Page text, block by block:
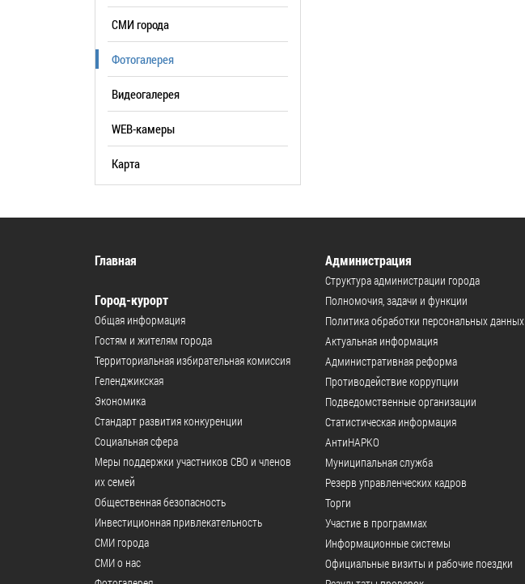
СМИ города
Фотогалерея
Видеогалерея
WEB-камеры
Карта
Главная
Город-курорт
Общая информация
Гостям и жителям города
Территориальная избирательная комиссия
Геленджикcкая
Экономика
Стандарт развития конкуренции
Социальная сфера
Меры поддержки участников СВО и членов
их семей
Общественная безопасность
Инвестиционная привлекательность
СМИ города
СМИ о нас
Администрация
Структура администрации города
Полномочия, задачи и функции
Политика обработки персональных данных
Актуальная информация
Административная реформа
Противодействие коррупции
Подведомственные организации
Статистическая информация
АнтиНАРКО
Муниципальная служба
Резерв управленческих кадров
Торги
Участие в программах
Информационные системы
Официальные визиты и рабочие поездки